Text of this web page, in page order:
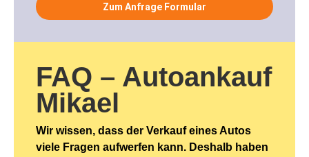
Zum Anfrage Formular
FAQ – Autoankauf
Mikael
Wir wissen, dass der Verkauf eines Autos
viele Fragen aufwerfen kann. Deshalb haben